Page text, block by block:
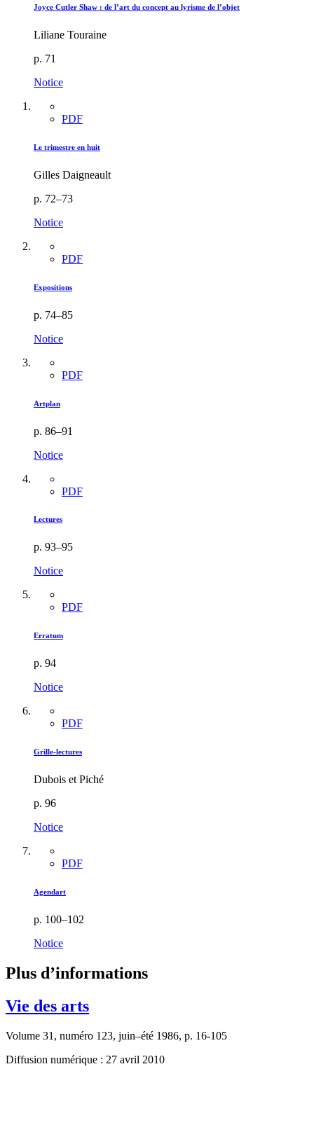
Joyce Cutler Shaw : de l’art du concept au lyrisme de l’objet
Liliane Touraine
p. 71
Notice
PDF
Le trimestre en huit
Gilles Daigneault
p. 72–73
Notice
PDF
Expositions
p. 74–85
Notice
PDF
Artplan
p. 86–91
Notice
PDF
Lectures
p. 93–95
Notice
PDF
Erratum
p. 94
Notice
PDF
Grille-lectures
Dubois et Piché
p. 96
Notice
PDF
Agendart
p. 100–102
Notice
Plus d’informations
Vie des arts
Volume 31, numéro 123, juin–été 1986, p. 16-105
Diffusion numérique : 27 avril 2010